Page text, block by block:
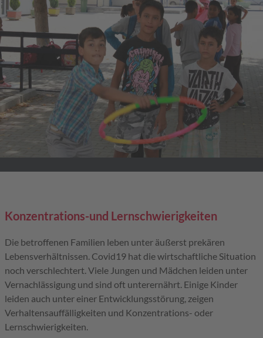
Konzentrations-und Lernschwierigkeiten
Die betroffenen Familien leben unter äußerst prekären
Lebensverhältnissen. Covid19 hat die wirtschaftliche Situation
noch verschlechtert. Viele Jungen und Mädchen leiden unter
Vernachlässigung und sind oft unterernährt. Einige Kinder
leiden auch unter einer Entwicklungsstörung, zeigen
Verhaltensauffälligkeiten und Konzentrations- oder
Lernschwierigkeiten.